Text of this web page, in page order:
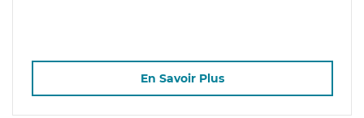
En Savoir Plus